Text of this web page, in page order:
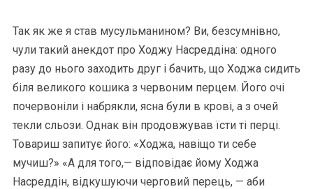
Так як же я став мусульманином? Ви, безсумнівно,
чули такий анекдот про Ходжу Насреддіна: одного
разу до нього заходить друг і бачить, що Ходжа сидить
біля великого кошика з червоним перцем. Його очі
почервоніли і набрякли, ясна були в крові, а з очей
текли сльози. Однак він продовжував їсти ті перці.
Товариш запитує його: «Ходжа, навіщо ти себе
мучиш?» «А для того,— відповідає йому Ходжа
Насреддін, відкушуючи черговий перець, — аби